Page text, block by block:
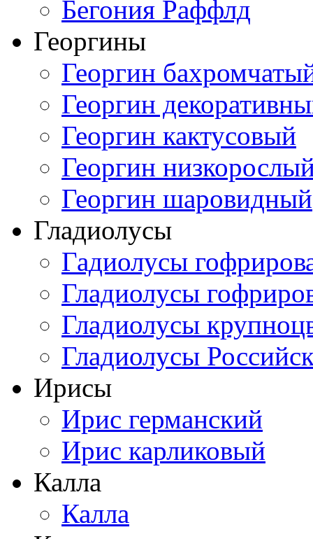
Бегония Раффлд
Георгины
Георгин
Георгин
Георгин кактусовый
Георгин
Георгин шаровидный
Гладиолусы
Гадиолусы
Гладиолусы
Гладиолусы
Гладиолусы
Ирисы
Ирис германский
Ирис карликовый
Калла
Калла